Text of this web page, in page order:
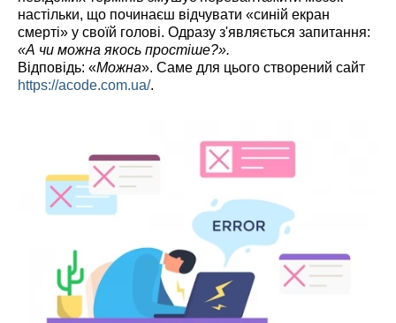
настільки, що починаєш відчувати «синій екран
смерті» у своїй голові. Одразу з'являється запитання:
«А чи можна якось простіше?».
Відповідь: «Можна». Саме для цього створений сайт
https://acode.com.ua/.